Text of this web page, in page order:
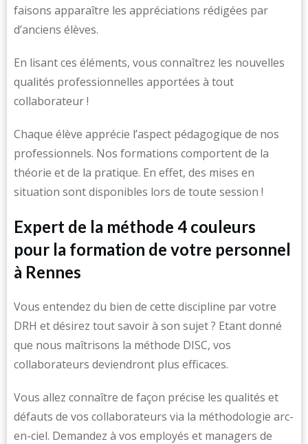
faisons apparaître les appréciations rédigées par
d’anciens élèves.
En lisant ces éléments, vous connaîtrez les nouvelles
qualités professionnelles apportées à tout
collaborateur !
Chaque élève apprécie l’aspect pédagogique de nos
professionnels. Nos formations comportent de la
théorie et de la pratique. En effet, des mises en
situation sont disponibles lors de toute session !
Expert de la méthode 4 couleurs
pour la formation de votre personnel
à Rennes
Vous entendez du bien de cette discipline par votre
DRH et désirez tout savoir à son sujet ? Etant donné
que nous maîtrisons la méthode DISC, vos
collaborateurs deviendront plus efficaces.
Vous allez connaître de façon précise les qualités et
défauts de vos collaborateurs via la méthodologie arc-
en-ciel. Demandez à vos employés et managers de